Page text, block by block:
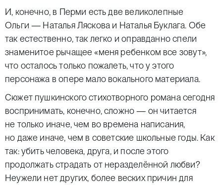
И, конечно, в Перми есть две великолепные
Ольги — Наталья Ляскова и Наталья Буклага. Обе
так естественно, так легко и оправданно спели
знаменитое рычащее «меня ребенком все зовут»,
что осталось только пожалеть, что у этого
персонажа в опере мало вокального материала.
Сюжет пушкинского стихотворного романа сегодня
воспринимать, конечно, сложно — он читается
не только иначе, чем во времена написания,
но даже иначе, чем в советские школьные годы. Как
так: убить человека, друга, и после этого
продолжать страдать от неразделённой любви?
Неужели нет других, более веских причин для